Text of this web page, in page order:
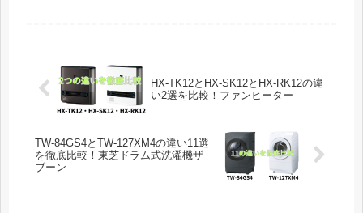
HX-TK12とHX-SK12とHX-RK12の違
い2選を比較！ファンヒーター
TW-84GS4とTW-127XM4の違い11選
を徹底比較！東芝ドラム式洗濯機ザ
ブーン